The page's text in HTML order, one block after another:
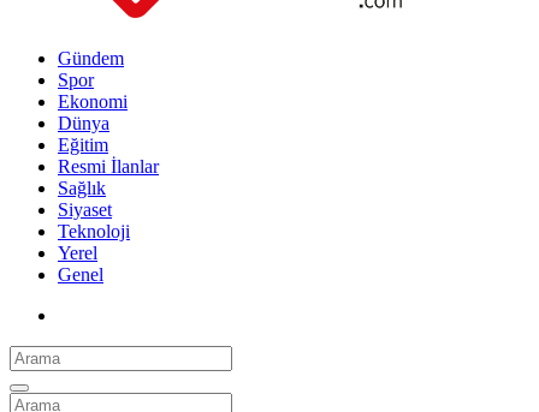
Gündem
Spor
Ekonomi
Dünya
Eğitim
Resmi İlanlar
Sağlık
Siyaset
Teknoloji
Yerel
Genel